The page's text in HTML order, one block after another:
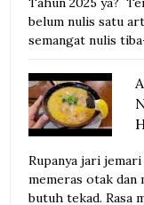
belum nulis satu
semangat nulis
Rupanya jari
memeras otak dan
butuh tekad. Rasa